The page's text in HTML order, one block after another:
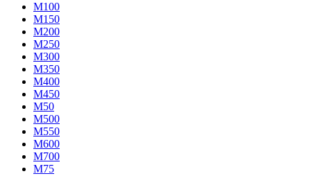
М100
М150
М200
М250
М300
М350
М400
М450
М50
М500
М550
М600
М700
М75